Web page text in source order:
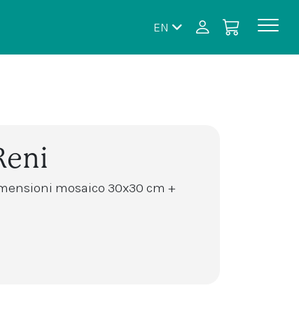
EN
mosaico 30x30 cm +